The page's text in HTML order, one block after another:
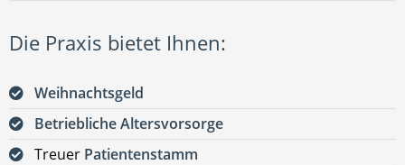
Die Praxis bietet Ihnen:
Weihnachtsgeld
Betriebliche Altersvorsorge
Treuer Patientenstamm